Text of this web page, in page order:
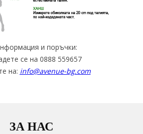
и поръчки:
се на 0888 559657
на: info@avenue-bg.com
ЗА НАС